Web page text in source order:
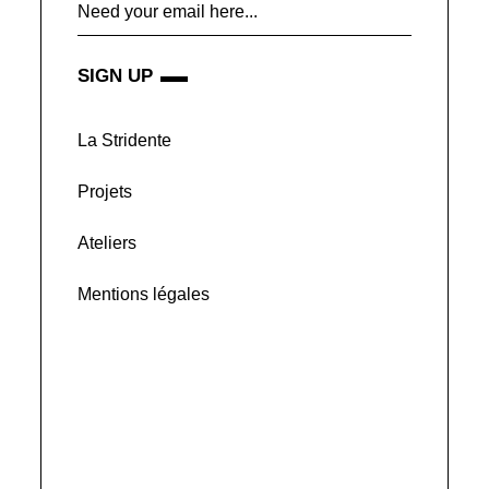
SIGN UP
La Stridente
Projets
Ateliers
Mentions légales